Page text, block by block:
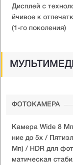
Дисплей с
йчивое к
(1-го поколения)
ФОТОКАМЕРА
Камера Wide 8
ние до 5x /
Мп) / HDR для
матическая